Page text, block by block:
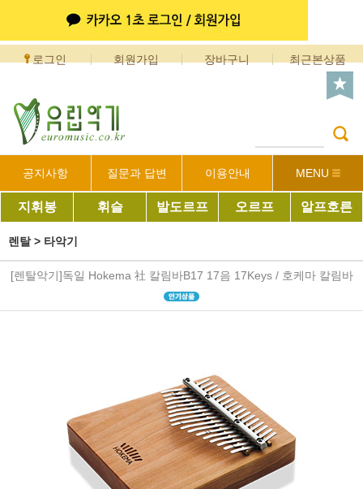
로그인 회원가입 장바구니 최근본상품
공지사항 질문과 답변 이용안내 MENU
지휘봉 휘슬 발도르프 오르프 알프호른
렌탈> 타악기
[렌탈악기]독일 Hokema 社 칼림바B17 17음 17Keys / 호케마 칼림바